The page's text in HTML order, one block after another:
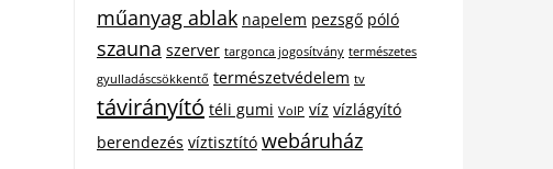
műanyag ablak napelem pezsgő póló
szauna szerver targonca jogosítvány természetes
gyulladáscsökkentő természetvédelem tv
távirányító téli gumi VoIP víz vízlágyító
berendezés víztisztító webáruház